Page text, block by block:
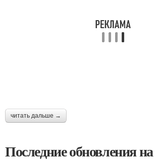
читать дальше →
Последние обновления на